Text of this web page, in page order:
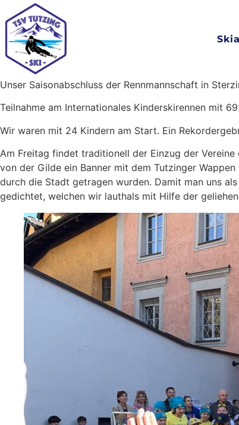
Unser Saisonabschluss der Rennmannschaft in
Teilnahme am Internationales Kinderskirennen mit
Wir waren mit 24 Kindern am Start. Ein
Am Freitag findet traditionell der Einzug der Vereine
von der Gilde ein Banner mit dem Tutzinger
durch die Stadt getragen wurden. Damit man uns
gedichtet, welchen wir lauthals mit Hilfe der